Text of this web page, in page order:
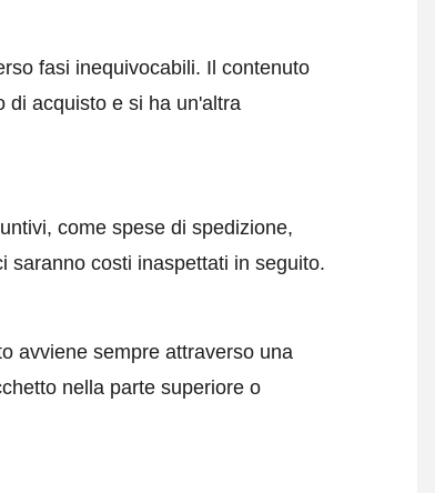
fasi inequivocabili. Il contenuto
di acquisto e si ha un'altra
come spese di spedizione,
saranno costi inaspettati in seguito.
avviene sempre attraverso una
nella parte superiore o